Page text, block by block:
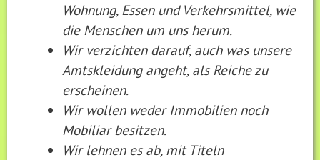
Wohnung, Essen und Verkehrsmittel, wie
die Menschen um uns herum.
Wir verzichten darauf, auch was unsere
Amtskleidung angeht, als Reiche zu
erscheinen.
Wir wollen weder Immobilien noch
Mobiliar besitzen.
Wir lehnen es ab, mit Titeln